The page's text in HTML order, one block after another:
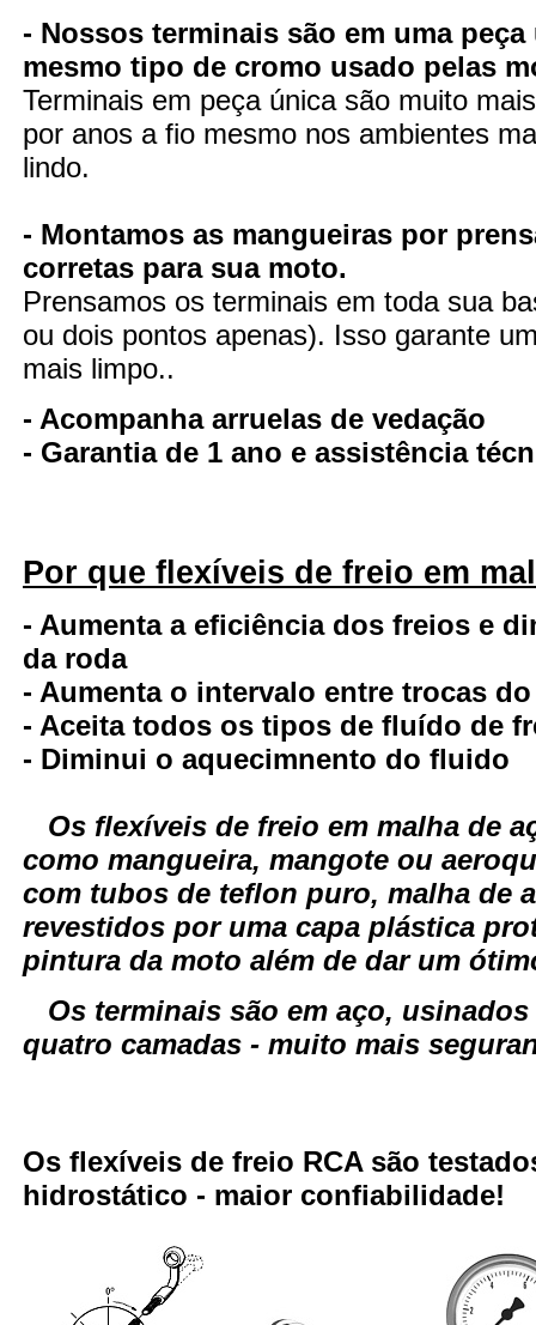
- Nossos terminais são em uma
mesmo tipo de cromo usado pelas
Terminais em peça única são muito
por anos a fio mesmo nos ambientes
lindo.
- Montamos as mangueiras por
corretas para sua moto.
Prensamos os terminais em toda sua
ou dois pontos apenas). Isso garante
mais limpo..
- Acompanha arruelas de vedação
- Garantia de 1 ano e assistência
Por que flexíveis de freio em
- Aumenta a eficiência dos freios e
da roda
- Aumenta o intervalo entre trocas
- Aceita todos os tipos de fluído de
- Diminui o aquecimnento do fluido
Os flexíveis de freio em malha de
como mangueira, mangote ou
com tubos de teflon puro, malha de
revestidos por uma capa plástica
pintura da moto além de dar um
Os terminais são em aço, usinados
quatro camadas - muito mais
Os flexíveis de freio RCA são
hidrostático - maior confiabilidade!